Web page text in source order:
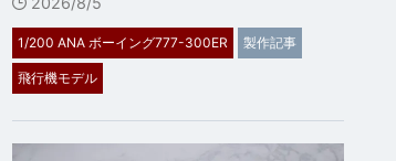
1/200 ANA ボーイング777-300ER 製作記事
飛行機モデル